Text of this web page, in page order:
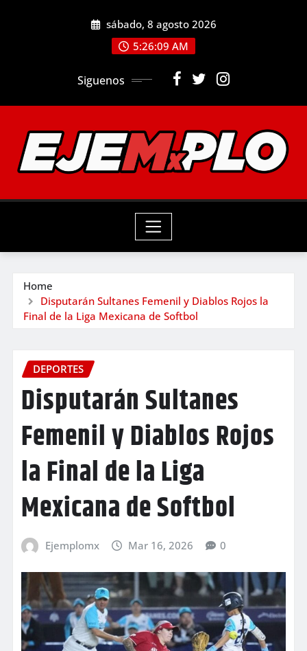
sábado, 8 agosto 2026
5:26:11 AM
Siguenos
Home
Disputarán Sultanes Femenil y Diablos Rojos la
Final de la Liga Mexicana de Softbol
DEPORTES
Disputarán Sultanes
Femenil y Diablos Rojos
la Final de la Liga
Mexicana de Softbol
Ejemplomx Mar 16, 2026 0